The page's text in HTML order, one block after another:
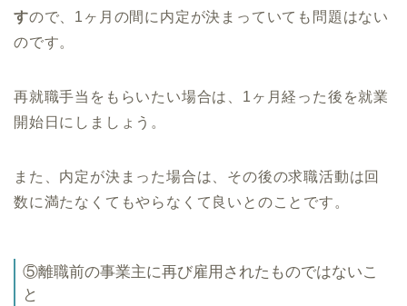
すので、1ヶ月の間に内定が決まっていても問題はない
のです。
再就職手当をもらいたい場合は、1ヶ月経った後を就業
開始日にしましょう。
また、内定が決まった場合は、その後の求職活動は回
数に満たなくてもやらなくて良いとのことです。
⑤離職前の事業主に再び雇用されたものではないこ
と